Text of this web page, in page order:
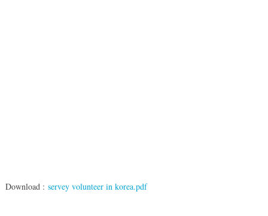
Download : servey volunteer in korea.pdf